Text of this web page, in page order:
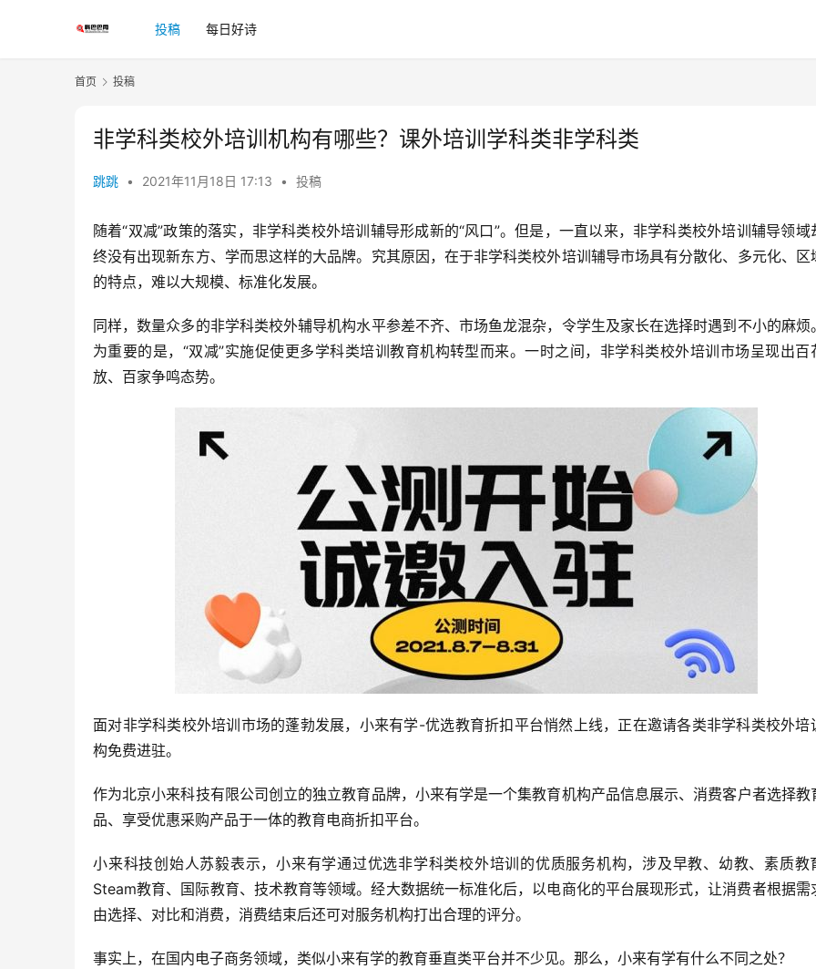
投稿 每日好诗
首页 投稿
非学科类校外培训机构有哪些？课外培训学科类非学科类
跳跳 • 2021年11月18日 17:13 • 投稿
随着“双减”政策的落实，非学科类校外培训辅导形成新的“风口”。但是，一直以来，非学科类校外培训辅导领域
终没有出现新东方、学而思这样的大品牌。究其原因，在于非学科类校外培训辅导市场具有分散化、多元化、区
的特点，难以大规模、标准化发展。
同样，数量众多的非学科类校外辅导机构水平参差不齐、市场鱼龙混杂，令学生及家长在选择时遇到不小的麻烦
为重要的是，“双减”实施促使更多学科类培训教育机构转型而来。一时之间，非学科类校外培训市场呈现出百
放、百家争鸣态势。
面对非学科类校外培训市场的蓬勃发展，小来有学-优选教育折扣平台悄然上线，正在邀请各类非学科类校外培
构免费进驻。
作为北京小来科技有限公司创立的独立教育品牌，小来有学是一个集教育机构产品信息展示、消费客户者选择教
品、享受优惠采购产品于一体的教育电商折扣平台。
小来科技创始人苏毅表示，小来有学通过优选非学科类校外培训的优质服务机构，涉及早教、幼教、素质教
Steam教育、国际教育、技术教育等领域。经大数据统一标准化后，以电商化的平台展现形式，让消费者根据需
由选择、对比和消费，消费结束后还可对服务机构打出合理的评分。
事实上，在国内电子商务领域，类似小来有学的教育垂直类平台并不少见。那么，小来有学有什么不同之处？